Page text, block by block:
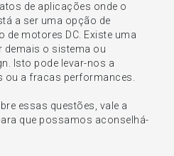
de aplicações onde o
a ser uma opção de
motores DC. Existe uma
demais o sistema ou
Isto pode levar-nos a
ou a fracas performances.
essas questões, vale a
que possamos aconselhá-